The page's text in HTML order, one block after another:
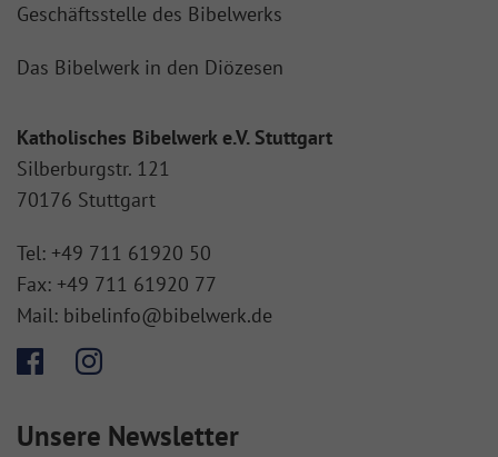
Geschäftsstelle des Bibelwerks
Das Bibelwerk in den Diözesen
Katholisches Bibelwerk e.V. Stuttgart
Silberburgstr. 121
70176 Stuttgart
Tel: +49 711 61920 50
Fax: +49 711 61920 77
Mail: bibelinfo@bibelwerk.de
Unsere Newsletter